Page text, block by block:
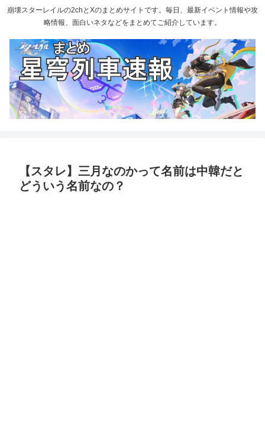
崩壊スターレイルの2chとXのまとめサイトです。毎日、最新イベント情報や攻
略情報、面白いネタなどをまとめてご紹介しています。
【スタレ】三月なのかって名前は中韓だと
どういう名前なの？